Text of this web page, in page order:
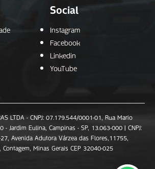
Social
Instagram
Facebook
Linkedin
YouTube
LTDA - CNPJ: 07.179.544/0001-01, Rua Mario
- Jardim Eulina, Campinas - SP, 13.063-000 | CNPJ:
Avenida Adutora Várzea das Flores,11755,
Contagem, Minas Gerais CEP 32040-025